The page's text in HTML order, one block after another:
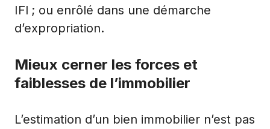
IFI ; ou enrôlé dans une démarche
d’expropriation.
Mieux cerner les forces et
faiblesses de l’immobilier
L’estimation d’un bien immobilier n’est pas